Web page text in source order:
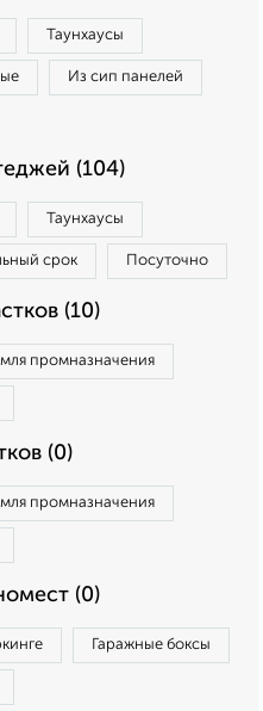
Таунхаусы
Из сип панелей
(104)
Таунхаусы
срок Посуточно
(10)
промназначения
(0)
промназначения
(0)
Гаражные боксы